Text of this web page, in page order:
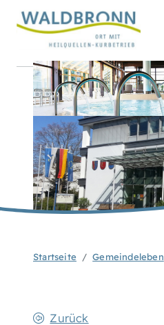
Startseite Gemeindeleben
Zurück